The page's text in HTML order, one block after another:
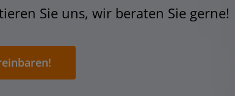
Sie uns, wir beraten Sie gerne!